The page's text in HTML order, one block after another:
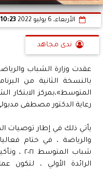
الأربعاء، 6 يوليو 2022 10:23 صـ
ندى مجاهد
عقدت وزارة الشباب
بالنسخة الثانية من
المتوسط»،بمركز الابتكار
رعاية الدكتور مصطفى
يأتي ذلك في إطار توصيات
والرياضة ، في ختام
شباب
الرائدة الأولي ، لتكون